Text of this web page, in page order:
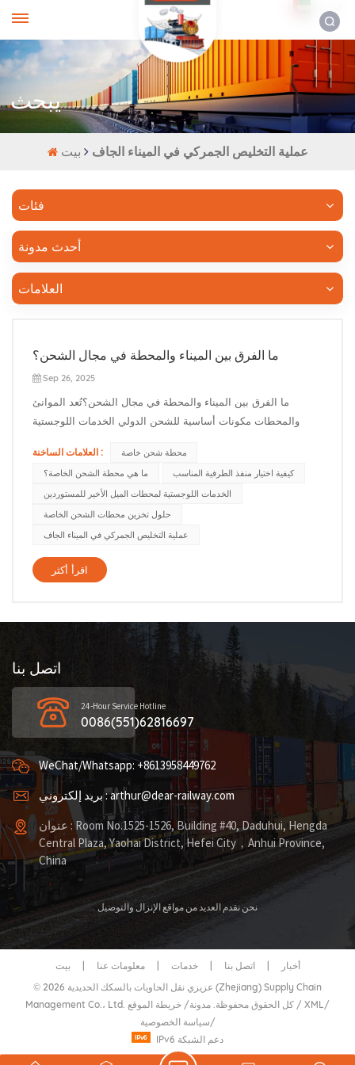
يبحث
عملية التخليص الجمركي في الميناء الجاف
فئات
أحدث مدونة
العلامات
ما الفرق بين الميناء والمحطة في مجال الشحن؟
Sep 26, 2025
ما الفرق بين الميناء والمحطة في مجال الشحن؟تُعد الموانئ
والمحطات مكونات أساسية للشحن الدولي الخدمات اللوجستية
ترسو السفن العابرة للمحيطات تحميل وتفريغ البضائعتربط الموانئ
العلامات الساخنة :
محطة شحن خاصة
ما هي محطة الشحن الخاصة؟
كيفية اختيار منفذ الطرفية المناسب
الخدمات اللوجستية لمحطات الميل الأخير للمستوردين
حلول تخزين محطات الشحن الخاصة
عملية التخليص الجمركي في الميناء الجاف
اقرأ أكثر
اتصل بنا
24-Hour Service Hotline
0086(551)62816697
WeChat/Whatsapp: +8613958449762
بريد إلكتروني : arthur@dear-railway.com
عنوان : Room No.1525-1526, Building #40, Daduhui, Hengda
Central Plaza, Yaohai District, Hefei City，Anhui Province,
China
نحن نقدم العديد من مواقع الإنزال والتوصيل
بيت معلومات عنا خدمات اتصل بنا
أخبار
© 2026 عزيزي نقل الحاويات بالسكك الحديدية (Zhejiang) Supply Chain
Management Co.، Ltd. كل الحقوق محفوظة. مدونة/ / XML/
سياسة الخصوصية/
IPv6 دعم الشبكة